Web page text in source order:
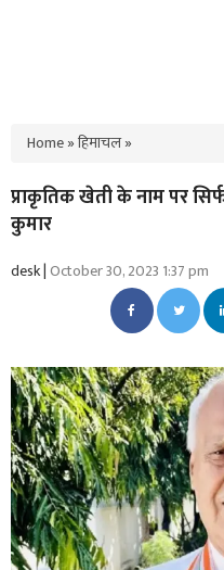
Home»हिमाचल»
प्राकृतिक खेती के नाम पर सिर्फ
कुमार
desk |October 30, 2023 1:37 pm